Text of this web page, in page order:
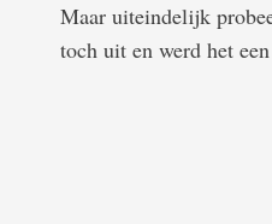
Maar uiteindelijk
toch uit en werd het een